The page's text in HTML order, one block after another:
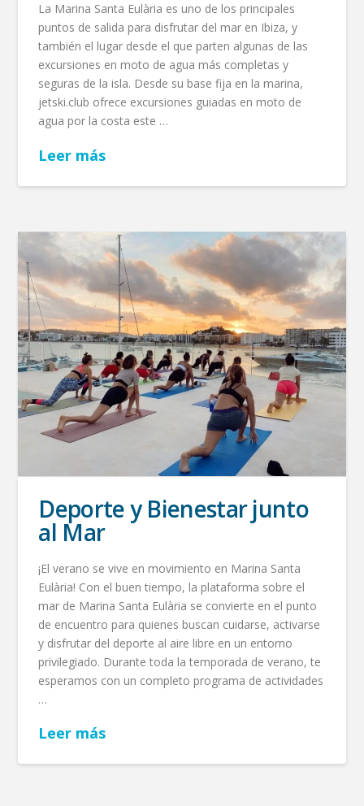
La Marina Santa Eulària es uno de los principales
puntos de salida para disfrutar del mar en Ibiza, y
también el lugar desde el que parten algunas de las
excursiones en moto de agua más completas y
seguras de la isla. Desde su base fija en la marina,
jetski.club ofrece excursiones guiadas en moto de
agua por la costa este …
Leer más
Deporte y Bienestar junto
al Mar
¡El verano se vive en movimiento en Marina Santa
Eulària! Con el buen tiempo, la plataforma sobre el
mar de Marina Santa Eulària se convierte en el punto
de encuentro para quienes buscan cuidarse, activarse
y disfrutar del deporte al aire libre en un entorno
privilegiado. Durante toda la temporada de verano, te
esperamos con un completo programa de actividades
…
Leer más